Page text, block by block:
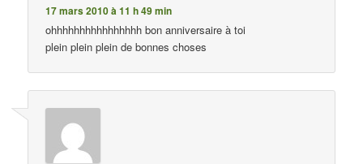
17 mars 2010 à 11 h 49 min
ohhhhhhhhhhhhhhhh bon anniversaire à toi
plein plein plein de bonnes choses